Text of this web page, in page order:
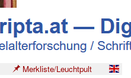
Merkliste/Leuchtpult